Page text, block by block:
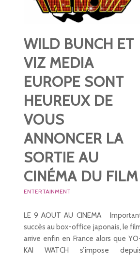
WILD BUNCH ET
VIZ MEDIA
EUROPE SONT
HEUREUX DE
VOUS
ANNONCER LA
SORTIE AU
CINÉMA DU FILM
ENTERTAINMENT
LE 9 AOUT AU CINEMA
succès au box-office japonais, le
arrive enfin en France alors que
KAI WATCH s’impose